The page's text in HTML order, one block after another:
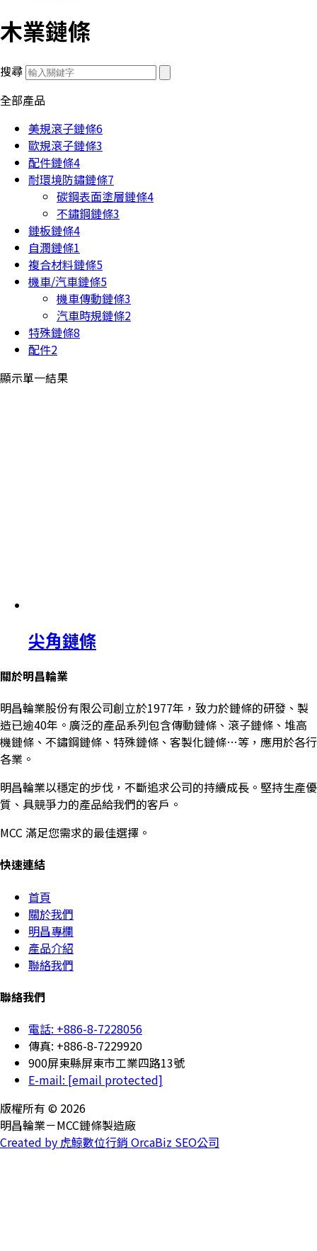
木業鏈條
搜尋
全部產品
美規滾子鏈條6
歐規滾子鏈條3
配件鏈條4
耐環境防鏽鏈條7
碳鋼表面塗層鏈條4
不鏽鋼鏈條3
鏈板鏈條4
自潤鏈條1
複合材料鏈條5
機車/汽車鏈條5
機車傳動鏈條3
汽車時規鏈條2
特殊鏈條8
配件2
顯示單一結果
尖角鏈條
關於明昌輪業
明昌輪業股份有限公司創立於1977年，致力於鏈條的研發、製
造已逾40年。廣泛的產品系列包含傳動鏈條、滾子鏈條、堆高
機鏈條、不鏽鋼鏈條、特殊鏈條、客製化鏈條…等，應用於各行
各業。
明昌輪業以穩定的步伐，不斷追求公司的持續成長。堅持生產優
質、具競爭力的產品給我們的客戶。
MCC 滿足您需求的最佳選擇。
快速連結
首頁
關於我們
明昌專欄
產品介紹
聯絡我們
聯絡我們
電話: +886-8-7228056
傳真: +886-8-7229920
900屏東縣屏東市工業四路13號
E-mail: [email protected]
版權所有 © 2026
明昌輪業－MCC鏈條製造廠
Created by 虎鯨數位行銷 OrcaBiz SEO公司